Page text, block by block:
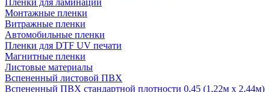
Монтажные пленки
Витражные пленки
Автомобильные пленки
Пленки для DTF UV печати
Магнитные пленки
Листовые материалы
Вспененный листовой ПВХ
Вспененный ПВХ стандартной плотности 0,45 (1,22м х 2,44м)